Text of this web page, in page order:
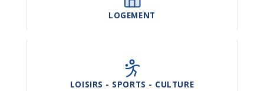
LOGEMENT
LOISIRS - SPORTS - CULTURE